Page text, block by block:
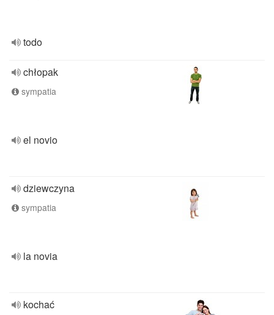
todo
chłopak
sympatia
el novio
dziewczyna
sympatia
la novia
kochać